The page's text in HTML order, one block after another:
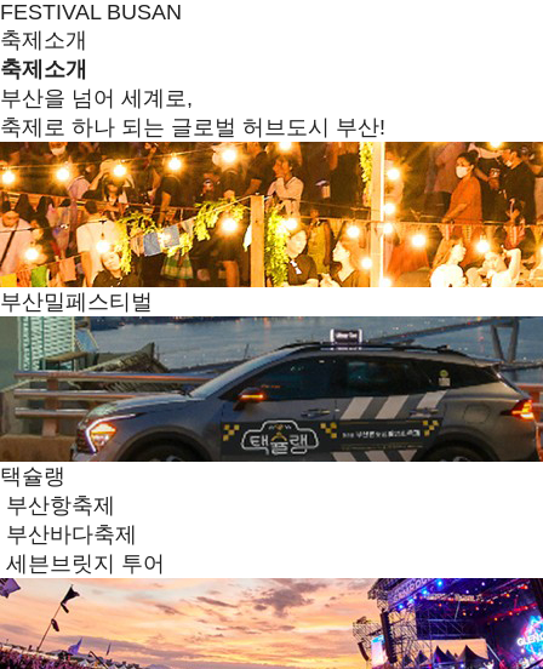
FESTIVAL BUSAN
축제소개
축제소개
부산을 넘어 세계로,
축제로 하나 되는 글로벌 허브도시 부산!
부산밀페스티벌
택슐랭
부산항축제
부산바다축제
세븐브릿지 투어